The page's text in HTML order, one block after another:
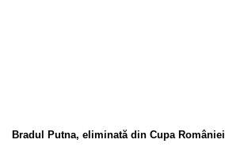
Bradul Putna, eliminată din Cupa României